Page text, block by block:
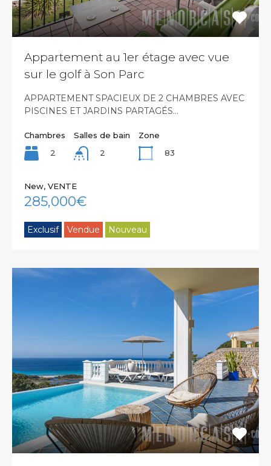
Appartement au 1er étage avec vue
sur le golf à Son Parc
APPARTEMENT SPACIEUX DE 2 CHAMBRES AVEC
PISCINES ET JARDINS PARTAGÉS…
Chambres
2
Salles de bain
2
Zone
83
New, VENTE
285,000€
Exclusif Vendue Nouveau